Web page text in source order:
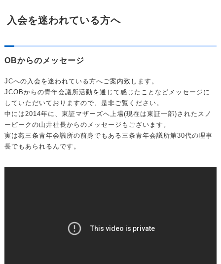
入会を迷われている方へ
OBからのメッセージ
JCへの入会を迷われている方へご案内致します。
JCOBからの青年会議所活動を通じて感じたことなどメッセージに
していただいておりますので、是非ご覧ください。
中には2014年に、東証マザーズへ上場(現在は東証一部)されたスノ
ーピークの山井社長からのメッセージもございます。
実は燕三条青年会議所の前身でもある三条青年会議所第30代の理事
長でもあられるんです。